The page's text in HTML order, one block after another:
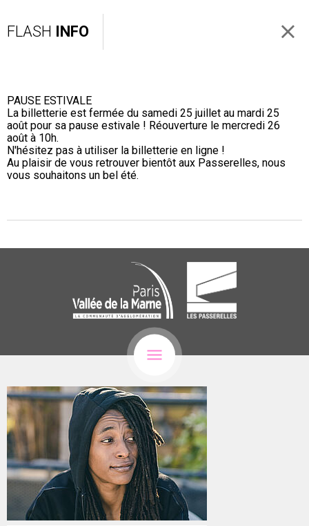
FLASH INFO
PAUSE ESTIVALE
La billetterie est fermée du samedi 25 juillet au mardi 25
août pour sa pause estivale ! Réouverture le mercredi 26
août à 10h.
N'hésitez pas à utiliser la billetterie en ligne !
Au plaisir de vous retrouver bientôt aux Passerelles, nous
vous souhaitons un bel été.